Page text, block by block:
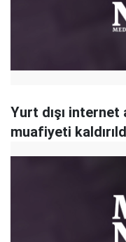
Yurt dışı
muafiyeti